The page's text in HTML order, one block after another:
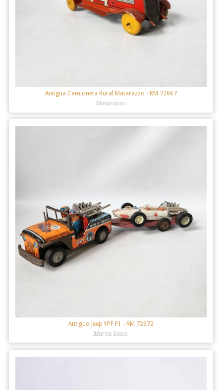
Antigua Camioneta Rural Matarazzo - RM 72667
Matarazzo
Antiguo Jeep YPF F1 - RM 72672
Marca Saxo.